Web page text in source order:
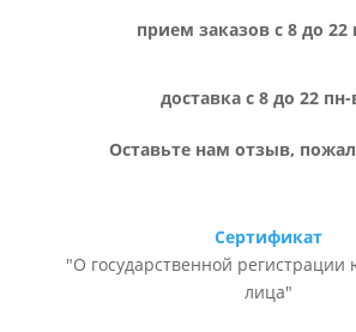
прием заказов с 8 до 22
доставка с 8 до 22 пн-
Оставьте нам отзыв,
Сертификат
"О государственной регистрации
лица"